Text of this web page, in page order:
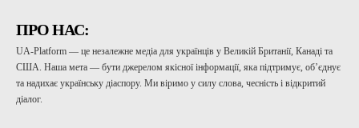
ПРО НАС:
UA-Platform — це незалежне медіа для українців у Великій Британії, Канаді та
США. Наша мета — бути джерелом якісної інформації, яка підтримує, об’єднує
та надихає українську діаспору. Ми віримо у силу слова, чесність і відкритий
діалог.